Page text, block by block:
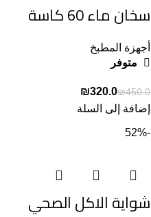
سخان ماء 60 كاسة
أجهزة المطبخ
متوفر
₪450.0
₪320.0
إضافة إلى السلة
-52%
شواية الاكل الصحي